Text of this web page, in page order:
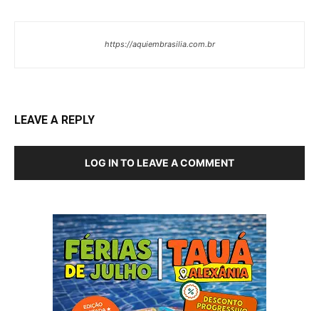
https://aquiembrasilia.com.br
LEAVE A REPLY
LOG IN TO LEAVE A COMMENT